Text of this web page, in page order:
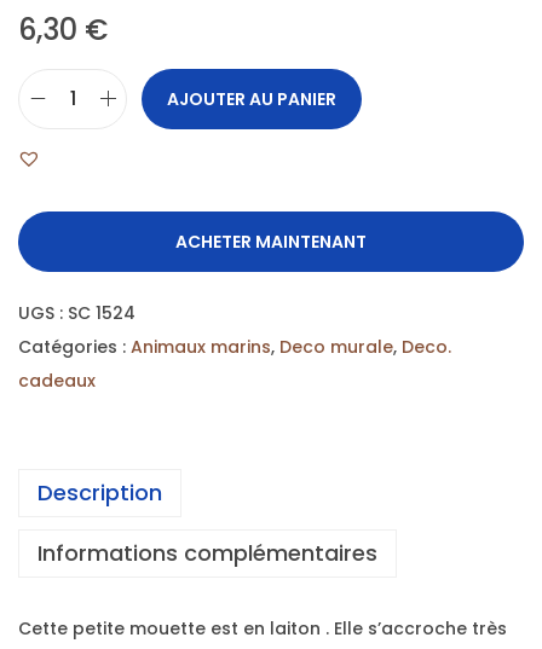
6,30 €
AJOUTER AU PANIER
ACHETER MAINTENANT
UGS : SC 1524
Catégories : Animaux marins, Deco murale, Deco.
cadeaux
Description
Informations complémentaires
Cette petite mouette est en laiton . Elle s’accroche très